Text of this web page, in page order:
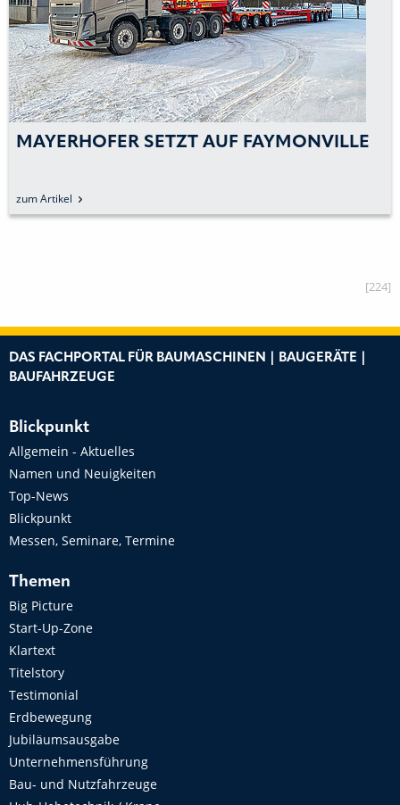
MAYERHOFER SETZT AUF FAYMONVILLE
zum Artikel
[224]
DAS FACHPORTAL FÜR BAUMASCHINEN | BAUGERÄTE |
BAUFAHRZEUGE
Blickpunkt
Allgemein - Aktuelles
Namen und Neuigkeiten
Top-News
Blickpunkt
Messen, Seminare, Termine
Themen
Big Picture
Start-Up-Zone
Klartext
Titelstory
Testimonial
Erdbewegung
Jubiläumsausgabe
Unternehmensführung
Bau- und Nutzfahrzeuge